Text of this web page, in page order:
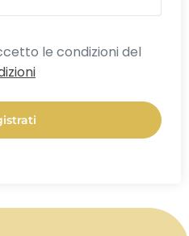
le condizioni del